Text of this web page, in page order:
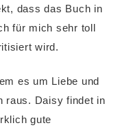
dass das Buch in
für mich sehr toll
wird.
es um Liebe und
raus. Daisy findet in
gute